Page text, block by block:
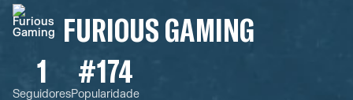
FURIOUS GAMING
1
Seguidores
#174
Popularidade